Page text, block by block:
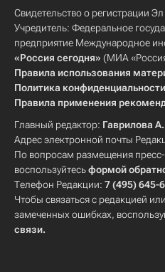
Свидетельство о регистрации
Учредитель: Федеральное
предприятие Международное
«Россия сегодня» (МИА
Правила использования
Политика конфиденциальности
Правила применения
Главный редактор: Гаврилова
Адрес электронной почты
По вопросам размещения
воспользуйтесьформой
Телефон Редакции: 7 (495) 645-
Чтобы связаться с редакцией
замеченных ошибках,
связи.